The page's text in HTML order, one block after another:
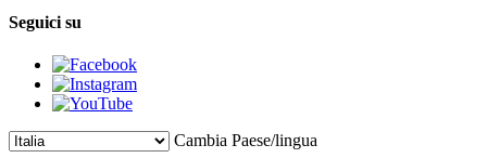
Seguici su
Cambia Paese/lingua